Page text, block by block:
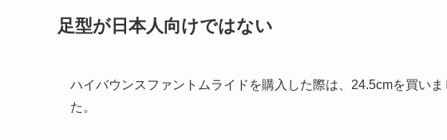
足型が日本人向けではない
ハイバウンスファントムライドを購入した際は、24.5cmを買い
た。